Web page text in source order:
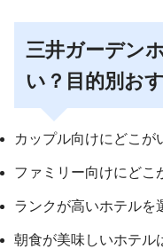
三井ガーデン
い？目的別お
カップル向けにどこが
ファミリー向けにどこ
ランクが高いホテルを
朝食が美味しいホテル